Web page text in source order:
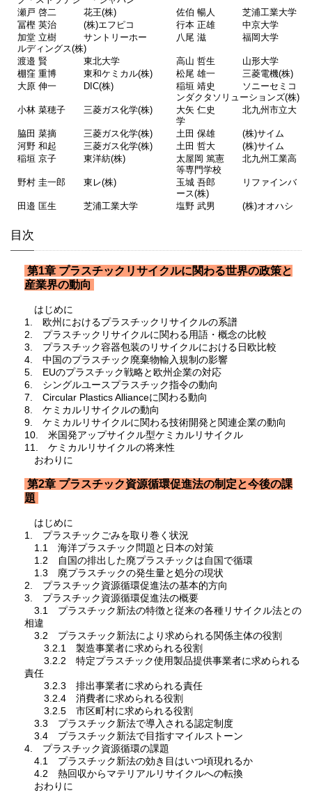
瀬戸 啓二 花王(株)
佐伯 暢人 芝浦工業大学
冨樫 英治 (株)エフピコ
行本 正雄 中京大学
加堂 立樹 サントリーホー
ルディングス(株)
八尾 滋 福岡大学
渡邉 賢 東北大学
高山 哲生 山形大学
棚窪 重博 東和ケミカル(株)
松尾 雄一 三菱電機(株)
大原 伸一 DIC(株)
稲垣 靖史 ソニーセミコ
ンダクタソリューションズ(株)
小林 菜穂子 三菱ガス化学(株)
大矢 仁史 北九州市立大
学
脇田 菜摘 三菱ガス化学(株)
土田 保雄 (株)サイム
河野 和起 三菱ガス化学(株)
土田 哲大 (株)サイム
稲垣 京子 東洋紡(株)
太屋岡 篤憲 北九州工業高
等専門学校
野村 圭一郎 東レ(株)
玉城 吾郎 リファインバ
ース(株)
田邉 匡生 芝浦工業大学
塩野 武男 (株)オオハシ
目次
第1章 プラスチックリサイクルに関わる世界の政策と
産業界の動向
はじめに
1. 欧州におけるプラスチックリサイクルの系譜
2. プラスチックリサイクルに関わる用語・概念の比較
3. プラスチック容器包装のリサイクルにおける日欧比較
4. 中国のプラスチック廃棄物輸入規制の影響
5. EUのプラスチック戦略と欧州企業の対応
6. シングルユースプラスチック指令の動向
7. Circular Plastics Allianceに関わる動向
8. ケミカルリサイクルの動向
9. ケミカルリサイクルに関わる技術開発と関連企業の動向
10. 米国発アップサイクル型ケミカルリサイクル
11. ケミカルリサイクルの将来性
おわりに
第2章 プラスチック資源循環促進法の制定と今後の課
題
はじめに
1. プラスチックごみを取り巻く状況
1.1 海洋プラスチック問題と日本の対策
1.2 自国の排出した廃プラスチックは自国で循環
1.3 廃プラスチックの発生量と処分の現状
2. プラスチック資源循環促進法の基本的方向
3. プラスチック資源循環促進法の概要
3.1 プラスチック新法の特徴と従来の各種リサイクル法との
相違
3.2 プラスチック新法により求められる関係主体の役割
3.2.1 製造事業者に求められる役割
3.2.2 特定プラスチック使用製品提供事業者に求められる
責任
3.2.3 排出事業者に求められる責任
3.2.4 消費者に求められる役割
3.2.5 市区町村に求められる役割
3.3 プラスチック新法で導入される認定制度
3.4 プラスチック新法で目指すマイルストーン
4. プラスチック資源循環の課題
4.1 プラスチック新法の効き目はいつ頃現れるか
4.2 熱回収からマテリアルリサイクルへの転換
おわりに